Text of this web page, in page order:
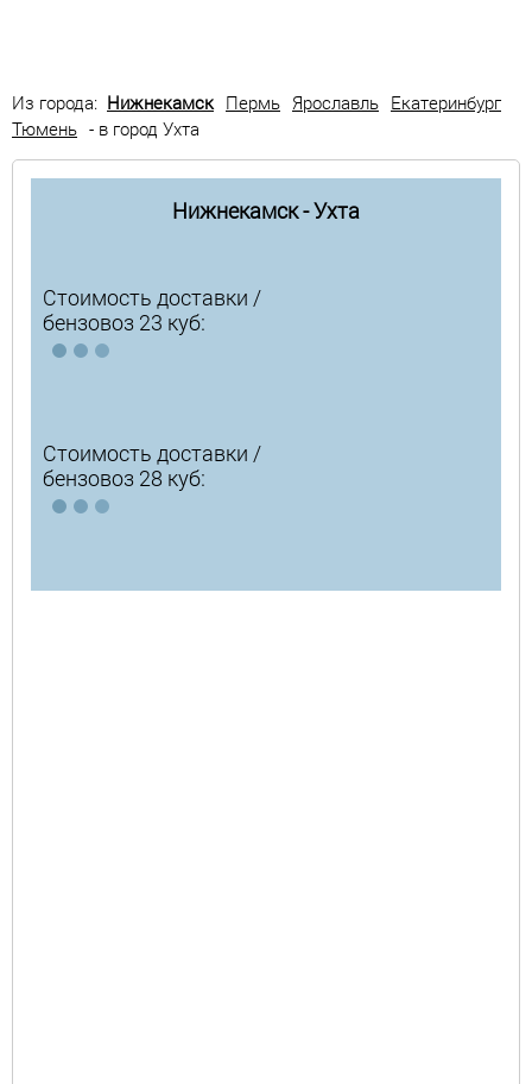
Из города: Нижнекамск Пермь Ярославль Екатеринбург
Тюмень - в город Ухта
Нижнекамск - Ухта
Стоимость доставки /
бензовоз 23 куб:
Стоимость доставки /
бензовоз 28 куб: